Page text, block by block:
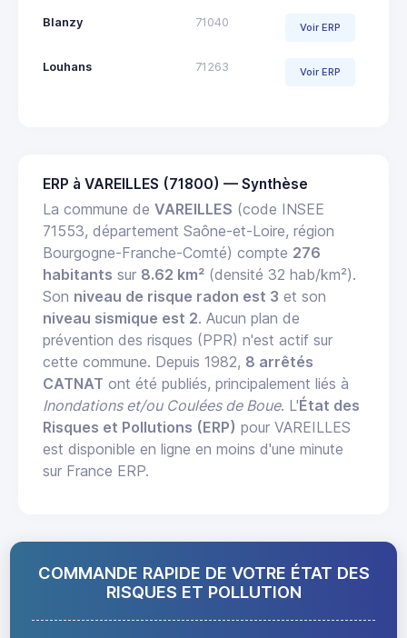
Blanzy 71040 Voir ERP
Louhans 71263 Voir ERP
ERP à VAREILLES (71800) — Synthèse
La commune de VAREILLES (code INSEE
71553, département Saône-et-Loire, région
Bourgogne-Franche-Comté) compte 276
habitants sur 8.62 km² (densité 32 hab/km²).
Son niveau de risque radon est 3 et son
niveau sismique est 2. Aucun plan de
prévention des risques (PPR) n'est actif sur
cette commune. Depuis 1982, 8 arrêtés
CATNAT ont été publiés, principalement liés à
Inondations et/ou Coulées de Boue. L'État des
Risques et Pollutions (ERP) pour VAREILLES
est disponible en ligne en moins d'une minute
sur France ERP.
COMMANDE RAPIDE DE VOTRE ÉTAT DES
RISQUES ET POLLUTION